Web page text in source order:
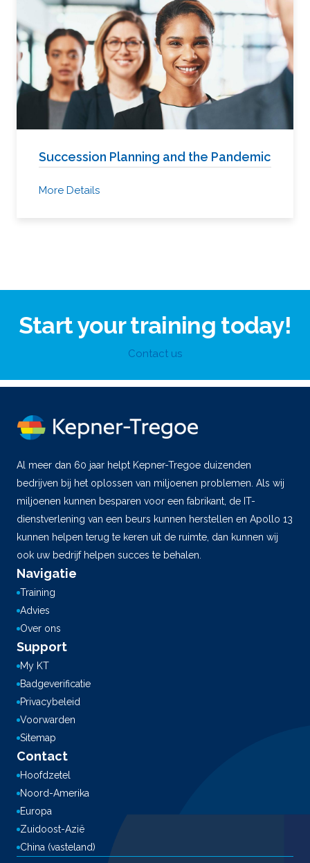
Succession Planning and the Pandemic
More Details
Start your training today!
Contact us
Al meer dan 60 jaar helpt Kepner-Tregoe duizenden
bedrijven bij het oplossen van miljoenen problemen. Als wij
miljoenen kunnen besparen voor een fabrikant, de IT-
dienstverlening van een beurs kunnen herstellen en Apollo 13
kunnen helpen terug te keren uit de ruimte, dan kunnen wij
ook uw bedrijf helpen succes te behalen.
Navigatie
Training
Advies
Over ons
Support
My KT
Badgeverificatie
Privacybeleid
Voorwarden
Sitemap
Contact
Hoofdzetel
Noord-Amerika
Europa
Zuidoost-Azië
China (vasteland)